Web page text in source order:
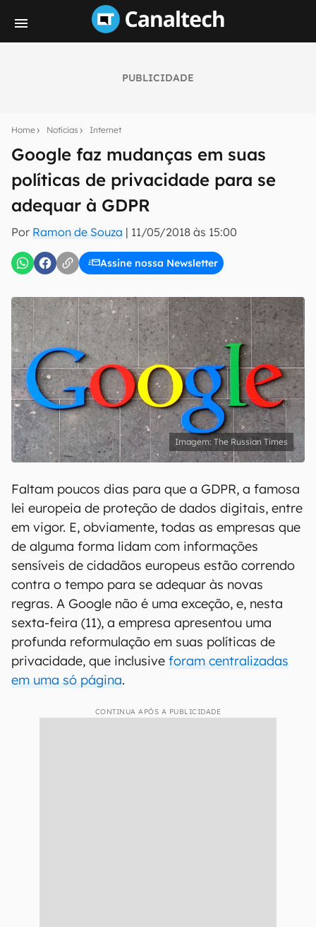
PUBLICIDADE
Home Notícias Internet
Google faz mudanças em suas
políticas de privacidade para se
adequar à GDPR
Por Ramon de Souza | 11/05/2018 às 15:00
Assine nossa Newsletter
notícias e reviews sobre tecnologia em primeira
E-mail
inscreva-se
Uso e Política de Privacidade do Canaltech.
The Russian Times
Faltam poucos dias para que a GDPR, a famosa
lei europeia de proteção de dados digitais, entre
em vigor. E, obviamente, todas as empresas que
de alguma forma lidam com informações
sensíveis de cidadãos europeus estão correndo
contra o tempo para se adequar às novas
regras. A Google não é uma exceção, e, nesta
sexta-feira (11), a empresa apresentou uma
profunda reformulação em suas políticas de
privacidade, que inclusive foram centralizadas
em uma só página.
CONTINUA APÓS A PUBLICIDADE